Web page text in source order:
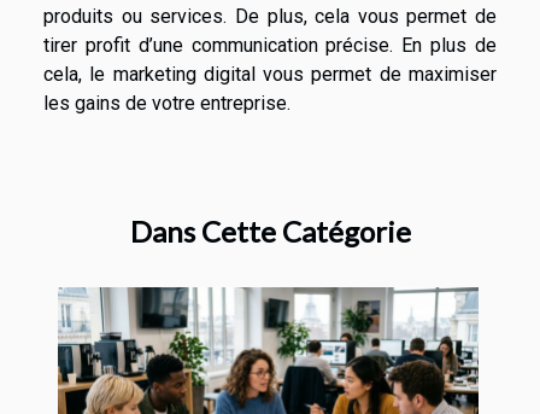
produits ou services. De plus, cela vous permet de
tirer profit d’une communication précise. En plus de
cela, le marketing digital vous permet de maximiser
les gains de votre entreprise.
Dans Cette Catégorie